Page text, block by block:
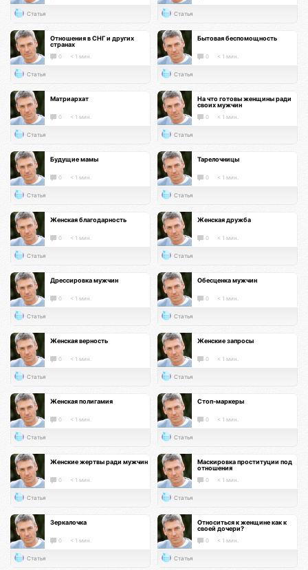
Статья Статья
Отношения в СНГ и других
странах
0 < 1 мин.
Статья
Бытовая беспомощность
0 < 1 мин.
Статья
Матриархат
0 < 1 мин.
Статья
На что готовы женщины ради
своих мужчин
0 < 1 мин.
Статья
Будущие мамы
0 < 1 мин.
Статья
Тарелочницы
0 < 1 мин.
Статья
Женская благодарность
0 < 1 мин.
Статья
Женская дружба
0 < 1 мин.
Статья
Дрессировка мужчин
0 < 1 мин.
Статья
Обесценка мужчин
0 < 1 мин.
Статья
Женская верность
0 < 1 мин.
Статья
Женские запросы
0 < 1 мин.
Статья
Женская полигамия
0 < 1 мин.
Статья
Стоп-маркеры
0 < 1 мин.
Статья
Женские жертвы ради мужчин
0 < 1 мин.
Статья
Маскировка проституции под
отношения
0 < 1 мин.
Статья
Зеркалочка
0 < 1 мин.
Статья
Относиться к женщине как к
своей дочери?
0 < 1 мин.
Статья